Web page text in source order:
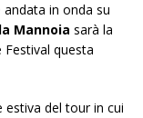
in onda su
Mannoia sarà la
questa
estiva del tour in cui